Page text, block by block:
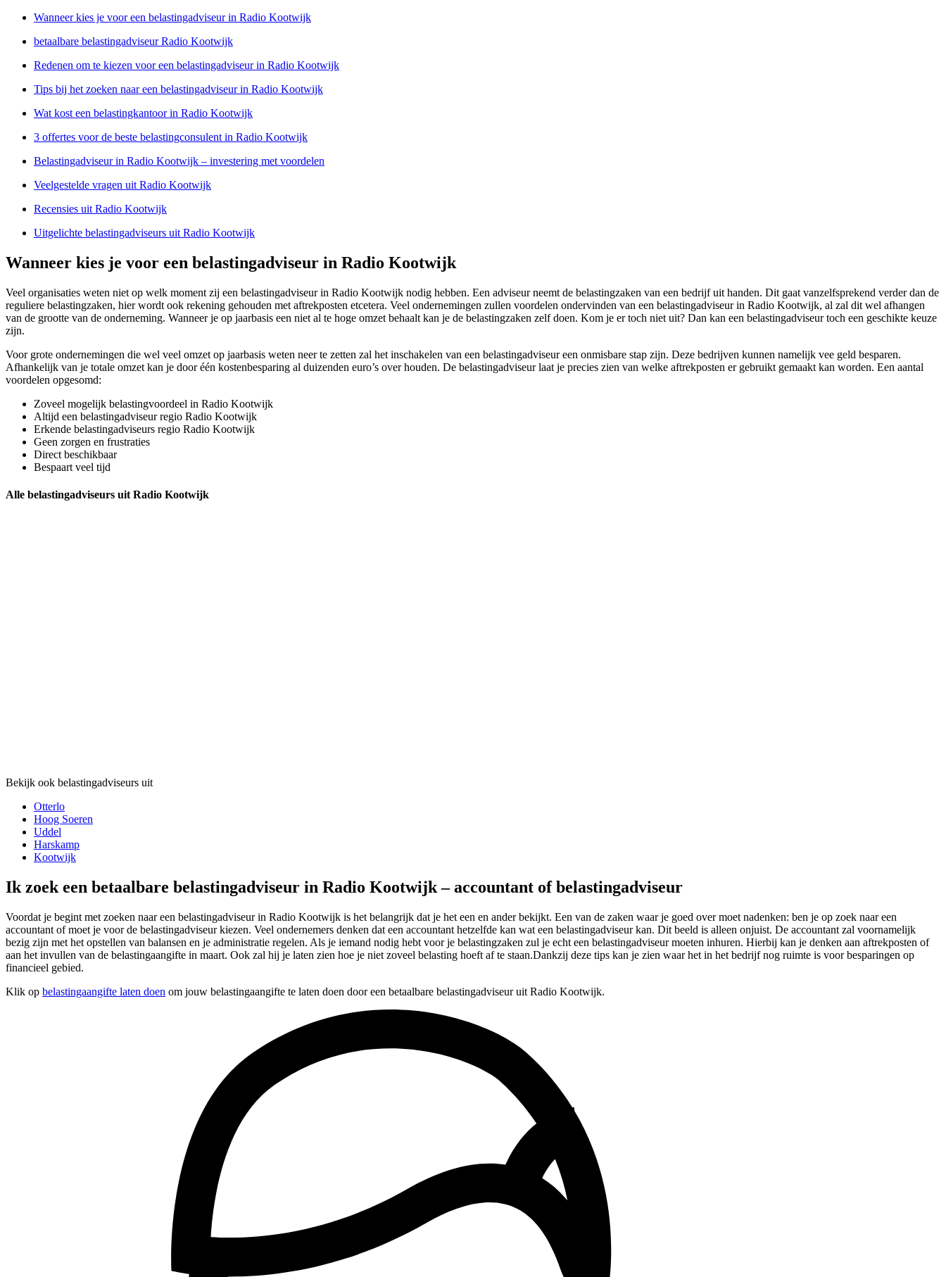
Wanneer kies je voor een belastingadviseur in Radio Kootwijk
betaalbare belastingadviseur Radio Kootwijk
Redenen om te kiezen voor een belastingadviseur in Radio Kootwijk
Tips bij het zoeken naar een belastingadviseur in Radio Kootwijk
Wat kost een belastingkantoor in Radio Kootwijk
3 offertes voor de beste belastingconsulent in Radio Kootwijk
Belastingadviseur in Radio Kootwijk – investering met voordelen
Veelgestelde vragen uit Radio Kootwijk
Recensies uit Radio Kootwijk
Uitgelichte belastingadviseurs uit Radio Kootwijk
Wanneer kies je voor een belastingadviseur in Radio Kootwijk
Veel organisaties weten niet op welk moment zij een belastingadviseur in Radio Kootwijk nodig hebben. Een adviseur neemt de belastingzaken van een bedrijf uit handen. Dit gaat vanzelfsprekend verder dan de
reguliere belastingzaken, hier wordt ook rekening gehouden met aftrekposten etcetera. Veel ondernemingen zullen voordelen ondervinden van een belastingadviseur in Radio Kootwijk, al zal dit wel afhangen
van de grootte van de onderneming. Wanneer je op jaarbasis een niet al te hoge omzet behaalt kan je de belastingzaken zelf doen. Kom je er toch niet uit? Dan kan een belastingadviseur toch een geschikte keuze
zijn.
Voor grote ondernemingen die wel veel omzet op jaarbasis weten neer te zetten zal het inschakelen van een belastingadviseur een onmisbare stap zijn. Deze bedrijven kunnen namelijk vee geld besparen.
Afhankelijk van je totale omzet kan je door één kostenbesparing al duizenden euro’s over houden. De belastingadviseur laat je precies zien van welke aftrekposten er gebruikt gemaakt kan worden. Een aantal
voordelen opgesomd:
Zoveel mogelijk belastingvoordeel in Radio Kootwijk
Altijd een belastingadviseur regio Radio Kootwijk
Erkende belastingadviseurs regio Radio Kootwijk
Geen zorgen en frustraties
Direct beschikbaar
Bespaart veel tijd
Alle belastingadviseurs uit Radio Kootwijk
Bekijk ook belastingadviseurs uit
Otterlo
Hoog Soeren
Uddel
Harskamp
Kootwijk
Ik zoek een betaalbare belastingadviseur in Radio Kootwijk – accountant of belastingadviseur
Voordat je begint met zoeken naar een belastingadviseur in Radio Kootwijk is het belangrijk dat je het een en ander bekijkt. Een van de zaken waar je goed over moet nadenken: ben je op zoek naar een
accountant of moet je voor de belastingadviseur kiezen. Veel ondernemers denken dat een accountant hetzelfde kan wat een belastingadviseur kan. Dit beeld is alleen onjuist. De accountant zal voornamelijk
bezig zijn met het opstellen van balansen en je administratie regelen. Als je iemand nodig hebt voor je belastingzaken zul je echt een belastingadviseur moeten inhuren. Hierbij kan je denken aan aftrekposten of
aan het invullen van de belastingaangifte in maart. Ook zal hij je laten zien hoe je niet zoveel belasting hoeft af te staan.Dankzij deze tips kan je zien waar het in het bedrijf nog ruimte is voor besparingen op
financieel gebied.
Klik op belastingaangifte laten doen om jouw belastingaangifte te laten doen door een betaalbare belastingadviseur uit Radio Kootwijk.